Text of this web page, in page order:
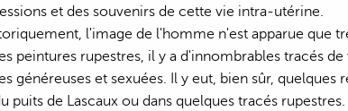
et des souvenirs de cette vie intra-utérine.
l'image de l'homme n'est apparue que
peintures rupestres, il y a d'innombrables tracés
généreuses et sexuées. Il y eut, bien sûr,
puits de Lascaux ou dans quelques tracés